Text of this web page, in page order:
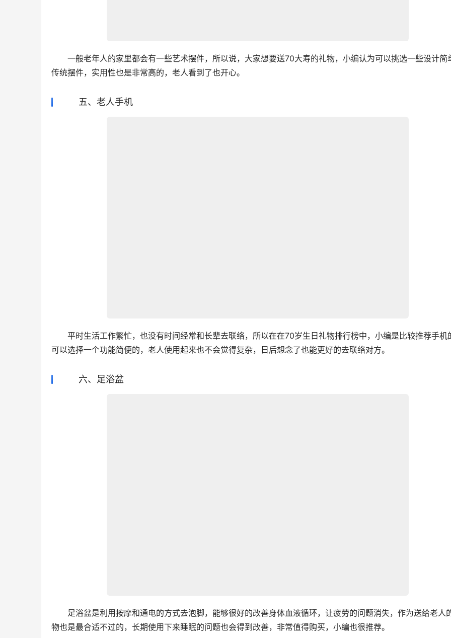
一般老年人的家里都会有一些艺术摆件，所以说，大家想要送70大寿的礼物，小编认为可以挑选一些设计简
传统摆件，实用性也是非常高的，老人看到了也开心。
五、老人手机
平时生活工作繁忙，也没有时间经常和长辈去联络，所以在在70岁生日礼物排行榜中，小编是比较推荐手机
可以选择一个功能简便的，老人使用起来也不会觉得复杂，日后想念了也能更好的去联络对方。
六、足浴盆
足浴盆是利用按摩和通电的方式去泡脚，能够很好的改善身体血液循环，让疲劳的问题消失，作为送给老人
物也是最合适不过的，长期使用下来睡眠的问题也会得到改善，非常值得购买，小编也很推荐。